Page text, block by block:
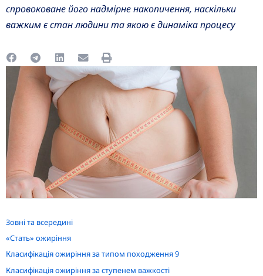
спровоковане його надмірне накопичення, наскільки
важким є стан людини та якою є динаміка процесу
Зовні та всередині
«Стать» ожиріння
Класифікація ожиріння за типом походження 9
Класифікація ожиріння за ступенем важкості